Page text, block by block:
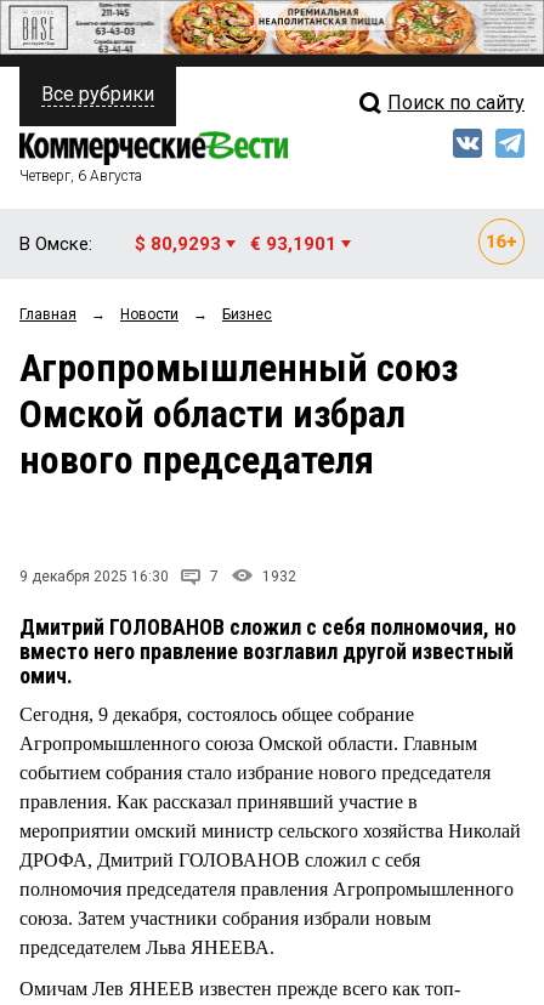
ПОЛИТИКА
ФИНАНСЫ
ОБЩЕСТВО
ЗАКОН
Свежий выпуск
Рейтинги
Блоги
Архив
Все рубрики Поиск по сайту
Четверг, 6 Августа
В Омске: $ 80,9293 € 93,1901
Главная → Новости → Бизнес
Агропромышленный союз
Омской области избрал
нового председателя
9 декабря 2025 16:30 7 1932
Дмитрий ГОЛОВАНОВ сложил с себя полномочия, но
вместо него правление возглавил другой известный
омич.
Сегодня, 9 декабря, состоялось общее собрание
Агропромышленного союза Омской области. Главным
событием собрания стало избрание нового председателя
правления. Как рассказал принявший участие в
мероприятии омский министр сельского хозяйства Николай
ДРОФА, Дмитрий ГОЛОВАНОВ сложил с себя
полномочия председателя правления Агропромышленного
союза. Затем участники собрания избрали новым
председателем Льва ЯНЕЕВА.
Омичам Лев ЯНЕЕВ известен прежде всего как топ-